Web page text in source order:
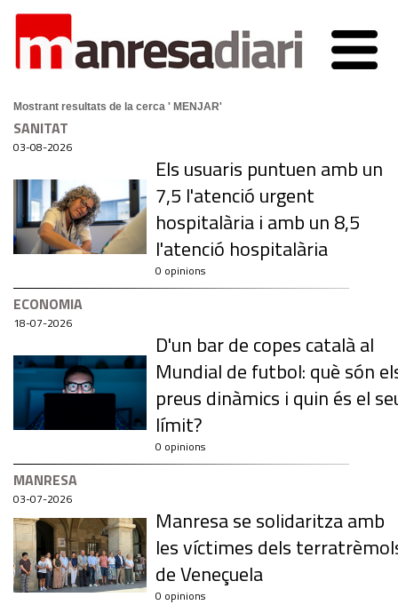
Mostrant resultats de la cerca ' MENJAR'
SANITAT
03-08-2026
Els usuaris puntuen amb un
7,5 l'atenció urgent
hospitalària i amb un 8,5
l'atenció hospitalària
0 opinions
ECONOMIA
18-07-2026
D'un bar de copes català al
Mundial de futbol: què són
preus dinàmics i quin és el
límit?
0 opinions
MANRESA
03-07-2026
Manresa se solidaritza amb
les víctimes dels
de Veneçuela
0 opinions